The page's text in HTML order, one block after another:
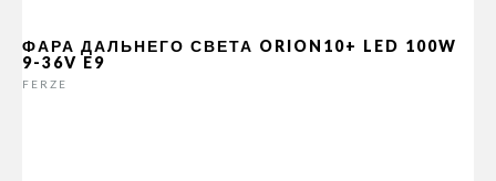
ФАРА ДАЛЬНЕГО СВЕТА ORION10+ LED 100W
9-36V E9
FERZE